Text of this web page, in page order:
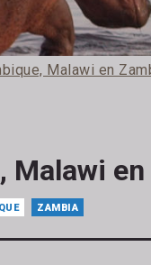
Malawi en
Malawi
ZAMBIA